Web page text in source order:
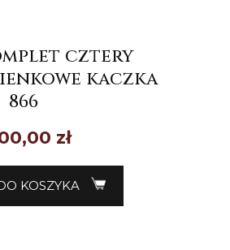
cztery
kaczka
866
zł
KOSZYKA